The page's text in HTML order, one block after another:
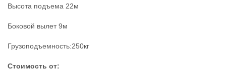
Высота подъема 22м
Боковой вылет 9м
Грузоподъемность:250кг
Стоимость от: